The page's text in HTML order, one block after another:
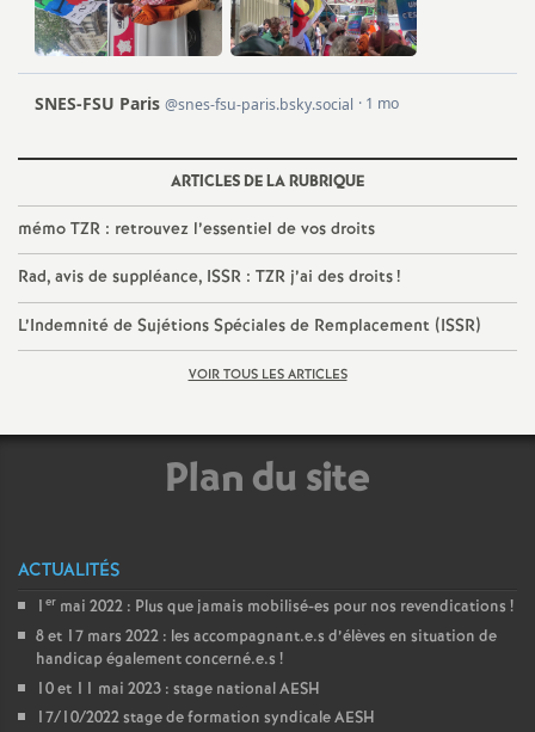
s
e
i
g
n
e
t
s
ARTICLES DE LA RUBRIQUE
mémo TZR : retrouvez l’essentiel de vos droits
Rad, avis de suppléance, ISSR : TZR j’ai des droits!
L’Indemnité de Sujétions Spéciales de Remplacement (ISSR)
VOIR TOUS LES ARTICLES
Plan du site
ACTUALITÉS
1 er mai 2022 : Plus que jamais mobilisé-es pour nos revendications !
8 et 17 mars 2022 : les accompagnant.e.s d’élèves en situation de
handicap également concerné.e.s !
10 et 11 mai 2023 : stage national AESH
17/10/2022 stage de formation syndicale AESH